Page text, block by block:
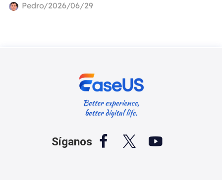
Pedro/2026/06/29
Síganos   